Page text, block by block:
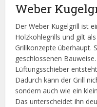
Weber
Der Weber Kugelgrill ist
Holzkohlegrills und gilt
Grillkonzepte überhaupt.
geschlossenen
Lüftungsschieber
Dadurch kann der Grill
sondern auch wie ein
Das unterscheidet ihn